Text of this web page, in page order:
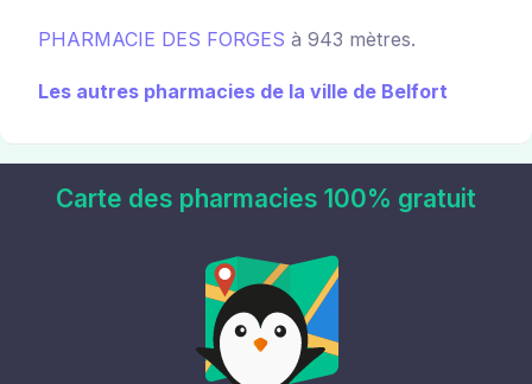
PHARMACIE DES FORGES à 943 mètres.
Les autres pharmacies de la ville de Belfort
Carte des pharmacies 100% gratuit